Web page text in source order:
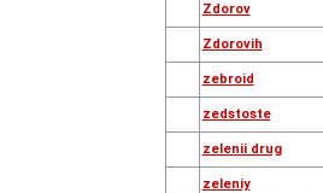
Zdorov
Zdorovih
zebroid
zedstoste
zelenii drug
zeleniy